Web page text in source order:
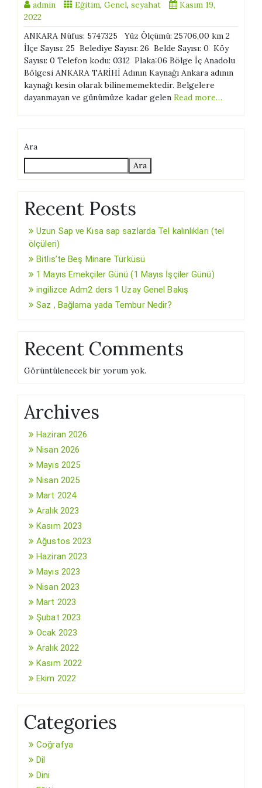
admin Eğitim, Genel, seyahat
Kasım 19,
2022
ANKARA Nüfus: 5747325 Yüz Ölçümü: 25706,00 km 2
İlçe Sayısı: 25 Belediye Sayısı: 26 Belde Sayısı: 0 Köy
Sayısı: 0 Telefon kodu: 0312 Plaka:06 Bölge İç Anadolu
Bölgesi ANKARA TARİHİ Adının Kaynağı Ankara adının
kaynağı kesin olarak bilinememektedir. Belgelere
dayanmayan ve günümüze kadar gelen Read more…
Ara
Ara
Recent Posts
Uzun Sap ve Kısa sap sazlarda Tel kalınlıkları (tel
ölçüleri)
Bitlis’te Beş Minare Türküsü
1 Mayıs Emekçiler Günü (1 Mayıs İşçiler Günü)
ingilizce Adm2 ders 1 Uzay Genel Bakış
Saz , Bağlama yada Tembur Nedir?
Recent Comments
Görüntülenecek bir yorum yok.
Archives
Haziran 2026
Nisan 2026
Mayıs 2025
Nisan 2025
Mart 2024
Aralık 2023
Kasım 2023
Ağustos 2023
Haziran 2023
Mayıs 2023
Nisan 2023
Mart 2023
Şubat 2023
Ocak 2023
Aralık 2022
Kasım 2022
Ekim 2022
Categories
Coğrafya
Dil
Dini